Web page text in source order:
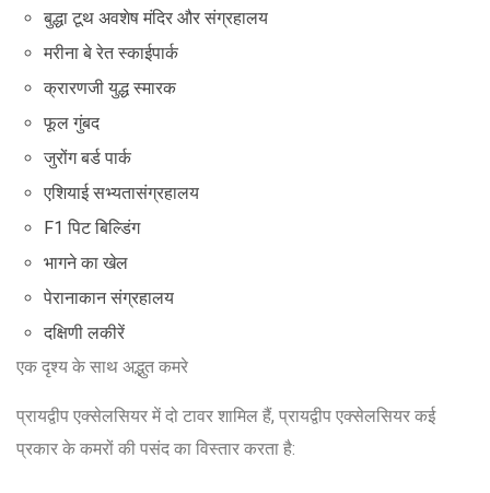
बुद्धा टूथ अवशेष मंदिर और संग्रहालय
मरीना बे रेत स्काईपार्क
क्रारणजी युद्ध स्मारक
फूल गुंबद
जुरोंग बर्ड पार्क
एशियाई सभ्यतासंग्रहालय
F1 पिट बिल्डिंग
भागने का खेल
पेरानाकान संग्रहालय
दक्षिणी लकीरें
एक दृश्य के साथ अद्भुत कमरे
प्रायद्वीप एक्सेलसियर में दो टावर शामिल हैं, प्रायद्वीप एक्सेलसियर कई
प्रकार के कमरों की पसंद का विस्तार करता है: